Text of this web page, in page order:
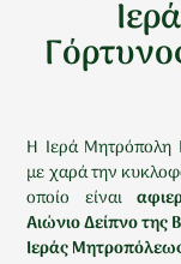
Η Ιερά Μητρόπολη
με χαρά την
οποίο είναι
Αιώνιο Δείπνο της
Ιεράς